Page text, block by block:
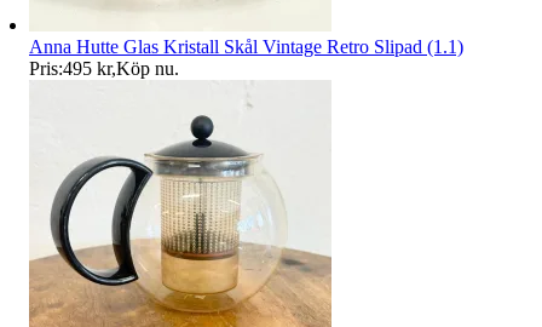
Anna Hutte Glas Kristall Skål Vintage Retro Slipad (1.1)
Pris:495 kr,Köp nu.